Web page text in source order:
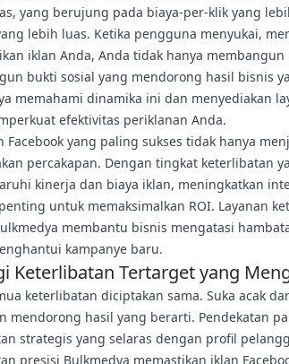
yang berujung pada biaya-per-klik yang
lebih luas. Ketika pengguna menyukai,
iklan Anda, Anda tidak hanya
bukti sosial yang mendorong hasil bisnis
memahami dinamika ini dan menyediakan
efektivitas periklanan Anda.
Facebook yang paling sukses tidak hanya
percakapan. Dengan tingkat keterlibatan
kinerja dan biaya iklan, meningkatkan
untuk memaksimalkan ROI. Layanan
membantu bisnis mengatasi
kampanye baru.
Keterlibatan Tertarget yang
keterlibatan diciptakan sama. Suka acak
mendorong hasil yang berarti. Pendekatan
strategis yang selaras dengan profil
presisi Bulkmedya memastikan iklan